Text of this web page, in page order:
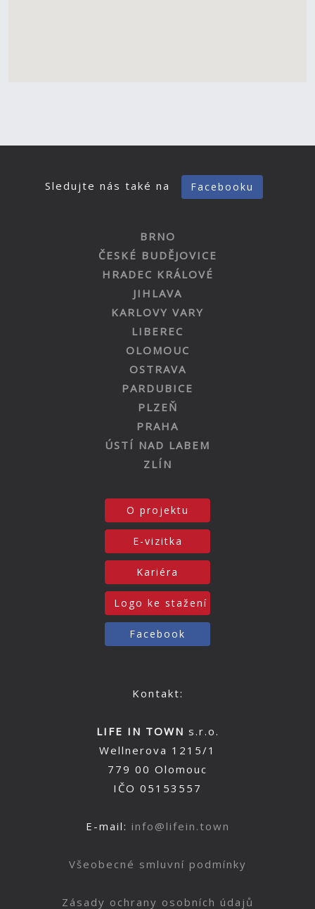
Sledujte nás také na Facebooku
BRNO
ČESKÉ BUDĚJOVICE
HRADEC KRÁLOVÉ
JIHLAVA
KARLOVY VARY
LIBEREC
OLOMOUC
OSTRAVA
PARDUBICE
PLZEŇ
PRAHA
ÚSTÍ NAD LABEM
ZLÍN
O projektu
E-vizitka
Kariéra
Logo ke stažení
Facebook
Kontakt:
LIFE IN TOWN s.r.o.
Wellnerova 1215/1
779 00 Olomouc
IČO 05153557
E-mail: info@lifein.town
Všeobecné smluvní podmínky
Zásady ochrany osobních údajů